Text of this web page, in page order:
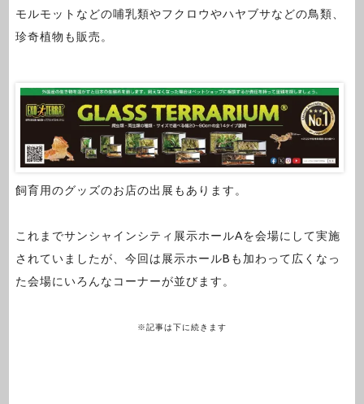
モルモットなどの哺乳類やフクロウやハヤブサなどの鳥類、
珍奇植物も販売。
飼育用のグッズのお店の出展もあります。
これまでサンシャインシティ展示ホールAを会場にして実施
されていましたが、今回は展示ホールBも加わって広くなっ
た会場にいろんなコーナーが並びます。
※記事は下に続きます